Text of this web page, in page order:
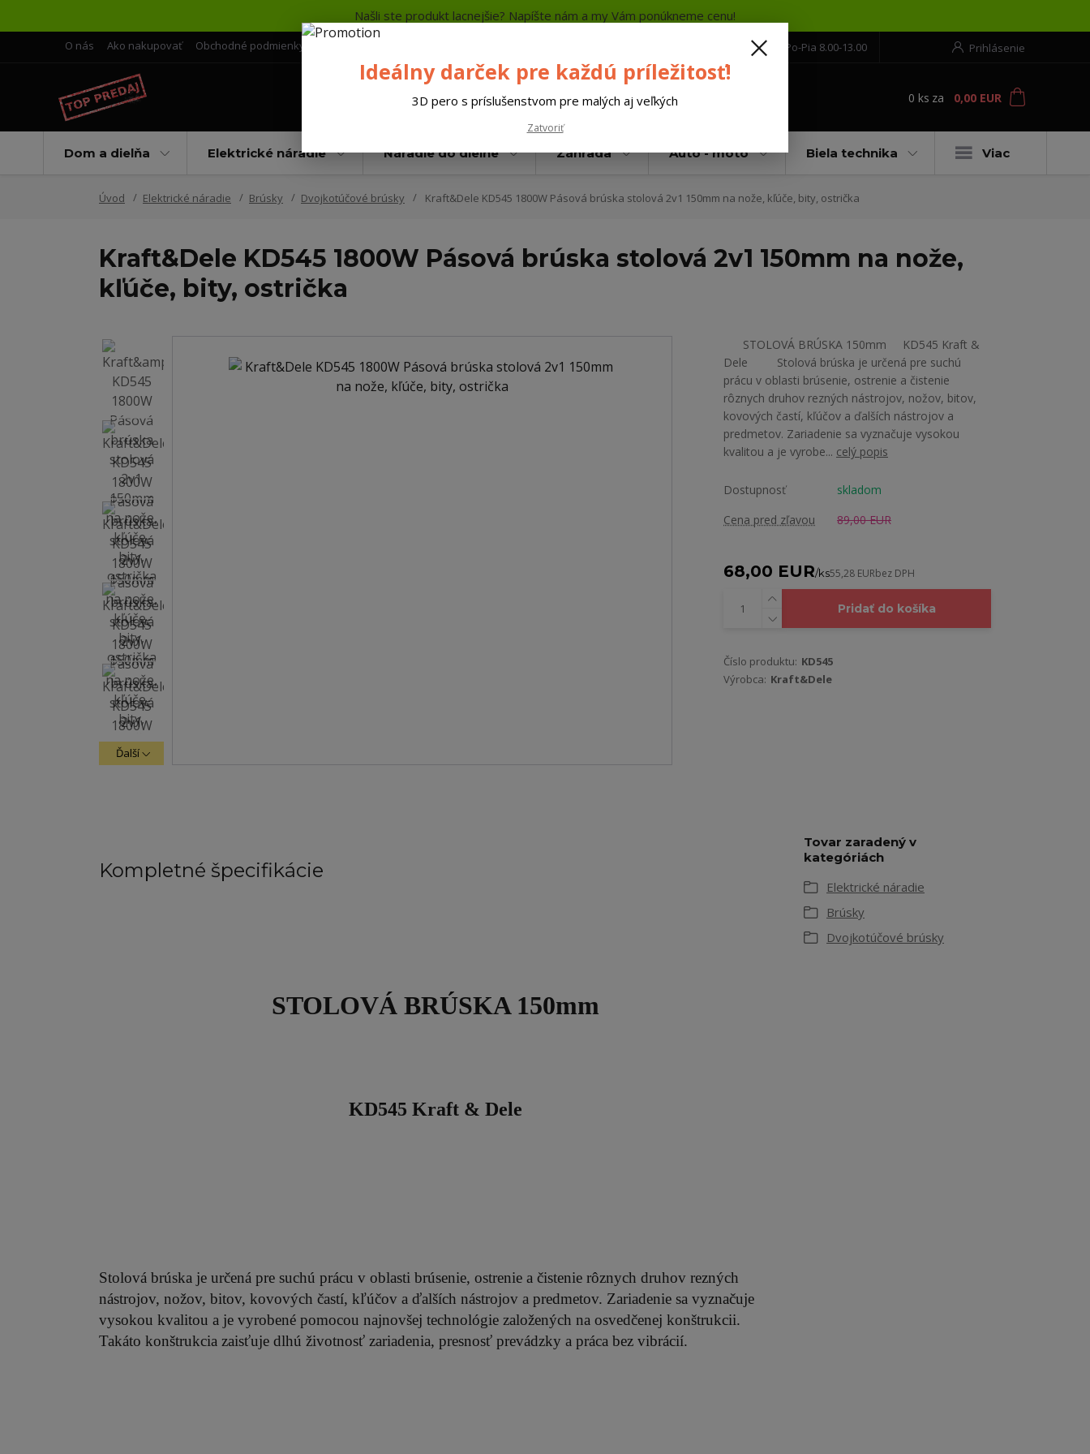
Našli ste produkt lacnejšie? Napíšte nám a my Vám ponúkneme cenu!
O nás Ako nakupovať Obchodné podmienky Prihlásenie
+421 552 304 860 Po-Pia 8.00-13.00
0 ks za 0,00 EUR
Dom a dielňa Elektrické náradie Náradie do dielne Záhrada Auto - moto Biela technika Viac
Úvod Elektrické náradie Brúsky Dvojkotúčové brúsky Kraft&Dele KD545 1800W Pásová brúska stolová 2v1 150mm na nože, kľúče, bity, ostrička
Kraft&Dele KD545 1800W Pásová brúska stolová 2v1 150mm na nože,
kľúče, bity, ostrička
Ďalší
STOLOVÁ BRÚSKA 150mm KD545 Kraft &
Dele Stolová brúska je určená pre suchú
prácu v oblasti brúsenie, ostrenie a čistenie
rôznych druhov rezných nástrojov, nožov, bitov,
kovových častí, kľúčov a ďalších nástrojov a
predmetov. Zariadenie sa vyznačuje vysokou
kvalitou a je vyrobe... celý popis
Dostupnosť
skladom
Cena pred zľavou
89,00 EUR
68,00 EUR/ks55,28 EURbez DPH
Pridať do košíka
Číslo produktu: KD545
Výrobca: Kraft&Dele
Kompletné špecifikácie
STOLOVÁ BRÚSKA 150mm
KD545 Kraft & Dele
Stolová brúska je určená pre suchú prácu v oblasti brúsenie, ostrenie a čistenie rôznych druhov rezných
nástrojov, nožov, bitov, kovových častí, kľúčov a ďalších nástrojov a predmetov. Zariadenie sa vyznačuje
vysokou kvalitou a je vyrobené pomocou najnovšej technológie založených na osvedčenej konštrukcii.
Takáto konštrukcia zaisťuje dlhú životnosť zariadenia, presnosť prevádzky a práca bez vibrácií.
Tovar zaradený v
kategóriách
Elektrické náradie
Brúsky
Dvojkotúčové brúsky
Ideálny darček pre každú príležitosť!
3D pero s príslušenstvom pre malých aj veľkých
Zatvoriť